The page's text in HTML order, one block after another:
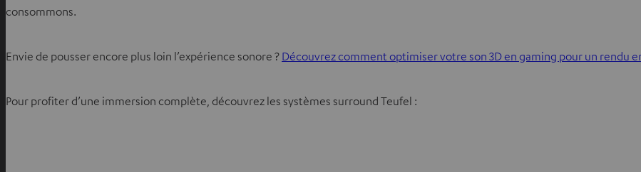
consommons.
Envie de pousser encore plus loin l’expérience sonore ? Découvrez comment optimiser votre son 3D en gaming pour un rendu
Pour profiter d’une immersion complète, découvrez les systèmes surround Teufel :